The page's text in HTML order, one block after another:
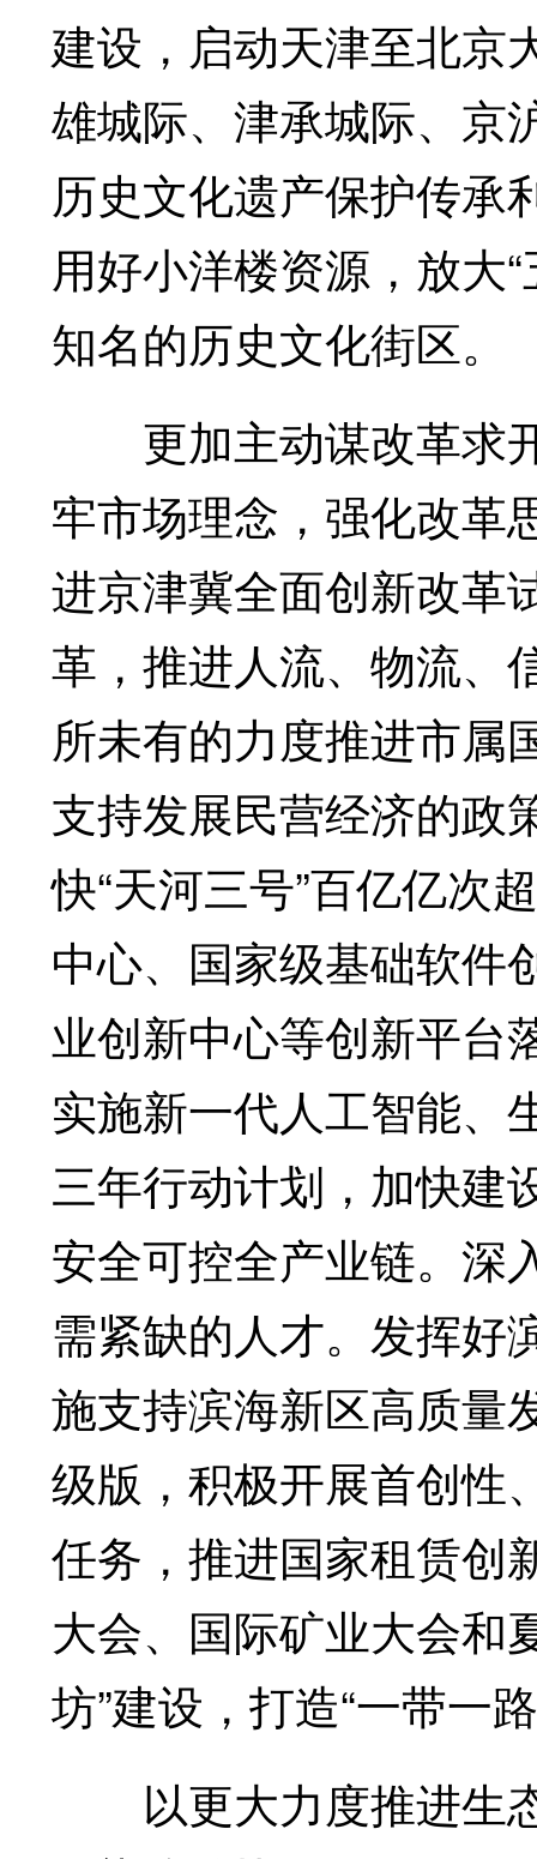
建设，启动天津至北京
雄城际、津承城际、京
历史文化遗产保护传承
用好小洋楼资源，放大
知名的历史文化街区。
更加主动谋改革求
牢市场理念，强化改革
进京津冀全面创新改革
革，推进人流、物流、
所未有的力度推进市属
支持发展民营经济的政
快“天河三号”百亿亿次
中心、国家级基础软件
业创新中心等创新平台
实施新一代人工智能、
三年行动计划，加快建
安全可控全产业链。深
需紧缺的人才。发挥好
施支持滨海新区高质量
级版，积极开展首创性
任务，推进国家租赁创
大会、国际矿业大会和
坊”建设，打造“一带一
以更大力度推进生